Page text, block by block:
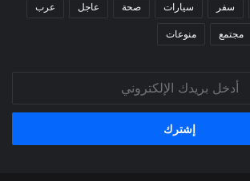
سفر سيارات صحة عاجل عرب
مجتمع منوعات